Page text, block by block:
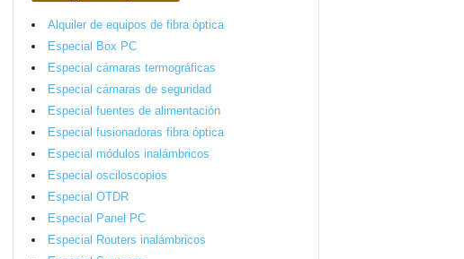
Alquiler de equipos de fibra óptica
Especial Box PC
Especial cámaras termográficas
Especial cámaras de seguridad
Especial fuentes de alimentación
Especial fusionadoras fibra óptica
Especial módulos inalámbricos
Especial osciloscopios
Especial OTDR
Especial Panel PC
Especial Routers inalámbricos